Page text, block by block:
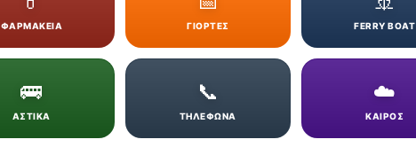
ΦΑΡΜΑΚΕΙΑ ΓΙΟΡΤΕΣ FERRY BOAT
🚌
ΑΣΤΙΚΑ
📞
ΤΗΛΕΦΩΝΑ
☁️
ΚΑΙΡΟΣ